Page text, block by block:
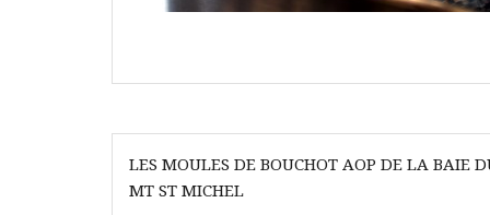
Navigation
de
LES MOULES DE BOUCHOT AOP DE LA BAIE
MT ST MICHEL